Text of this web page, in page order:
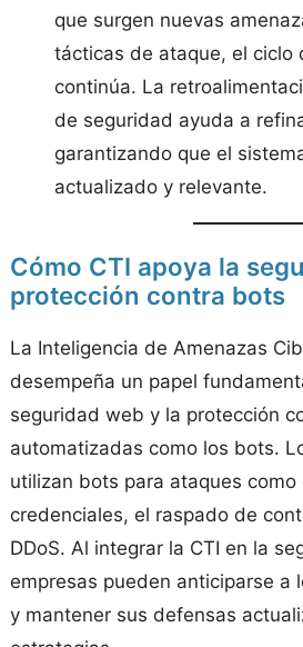
que surgen nuevas
tácticas de ataque, el ciclo
continúa. La
de seguridad ayuda a
garantizando que el
actualizado y relevante.
Cómo CTI apoya la
protección contra bots
La Inteligencia de Amenazas
desempeña un papel
seguridad web y la protección
automatizadas como los bots.
utilizan bots para ataques como
credenciales, el raspado de
DDoS. Al integrar la CTI en la
empresas pueden anticiparse a
y mantener sus defensas